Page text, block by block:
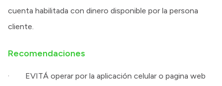
cuenta habilitada con dinero disponible por la persona
cliente.
Recomendaciones
· EVITÁ operar por la aplicación celular o pagina web